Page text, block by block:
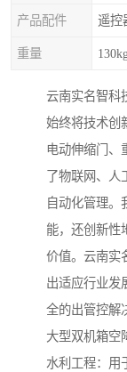
产品配件 遥控
重量
云南实名智科
始终将技术创
电动伸缩门、
了物联网、
自动化管理。
能，还创新性
价值。云南实
出适应行业发
全的出管控解
大型双机箱空
水利工程：用